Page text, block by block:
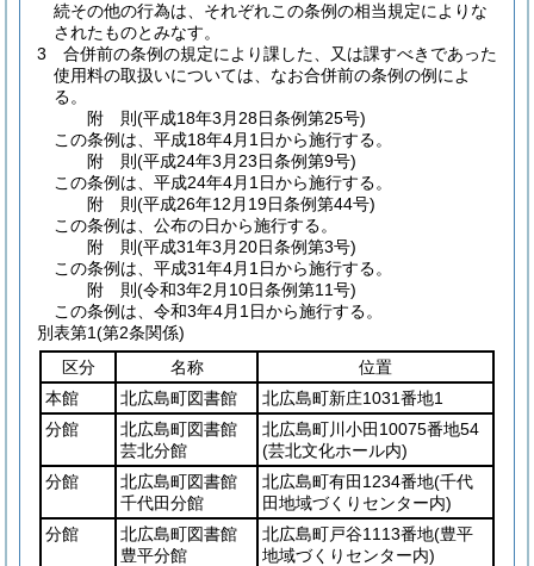
続その他の行為は、それぞれこの条例の相当規定によりな
されたものとみなす。
3
合併前の条例の規定により課した、又は課すべきであった
使用料の取扱いについては、なお合併前の条例の例によ
る。
附 則(平成18年3月28日条例第25号)
この条例は、平成18年4月1日から施行する。
附 則(平成24年3月23日条例第9号)
この条例は、平成24年4月1日から施行する。
附 則(平成26年12月19日条例第44号)
この条例は、公布の日から施行する。
附 則(平成31年3月20日条例第3号)
この条例は、平成31年4月1日から施行する。
附 則(令和3年2月10日条例第11号)
この条例は、令和3年4月1日から施行する。
別表第1(第2条関係)
区分
名称
位置
本館
北広島町図書館
北広島町新庄1031番地1
分館
北広島町図書館
芸北分館
北広島町川小田10075番地54
(芸北文化ホール内)
分館
北広島町図書館
千代田分館
北広島町有田1234番地(千代
田地域づくりセンター内)
分館
北広島町図書館
豊平分館
北広島町戸谷1113番地(豊平
地域づくりセンター内)